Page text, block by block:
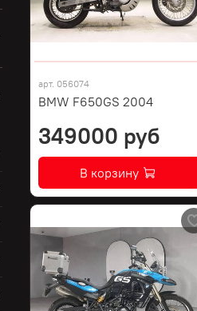
арт. 056074
BMW F650GS 2004
349000 руб
В корзину